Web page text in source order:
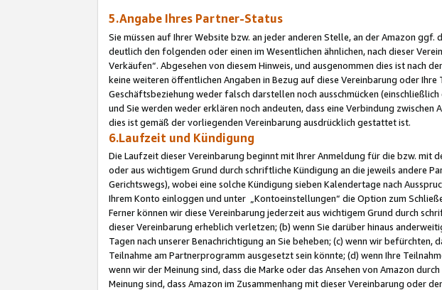
5.Angabe Ihres Partner-Status
Sie müssen auf Ihrer Website bzw. an jeder anderen Stelle, an der Amazon
deutlich den folgenden oder einen im Wesentlichen ähnlichen, nach dieser
Verkäufen“. Abgesehen von diesem Hinweis, und ausgenommen dies ist nach
keine weiteren öffentlichen Angaben in Bezug auf diese Vereinbarung oder
Geschäftsbeziehung weder falsch darstellen noch ausschmücken
und Sie werden weder erklären noch andeuten, dass eine Verbindung
dies ist gemäß der vorliegenden Vereinbarung ausdrücklich gestattet ist.
6.Laufzeit und Kündigung
Die Laufzeit dieser Vereinbarung beginnt mit Ihrer Anmeldung für die bzw. mit
oder aus wichtigem Grund durch schriftliche Kündigung an die jeweils andere
Gerichtswegs), wobei eine solche Kündigung sieben Kalendertage nach
Ihrem Konto einloggen und unter „Kontoeinstellungen“ die Option zum
Ferner können wir diese Vereinbarung jederzeit aus wichtigem Grund durch
dieser Vereinbarung erheblich verletzen; (b) wenn Sie darüber hinaus
Tagen nach unserer Benachrichtigung an Sie beheben; (c) wenn wir
Teilnahme am Partnerprogramm ausgesetzt sein könnte; (d) wenn Ihre
wenn wir der Meinung sind, dass die Marke oder das Ansehen von Amazon
Meinung sind, dass Amazon im Zusammenhang mit dieser Vereinbarung oder